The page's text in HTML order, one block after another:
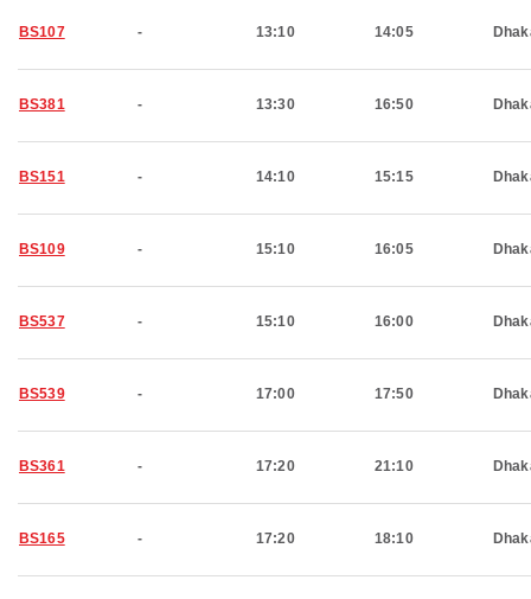
BS107 - 13:10 14:05
BS381 - 13:30 16:50
BS151 - 14:10 15:15
BS109 - 15:10 16:05
BS537 - 15:10 16:00
BS539 - 17:00 17:50
BS361 - 17:20 21:10
BS165 - 17:20 18:10